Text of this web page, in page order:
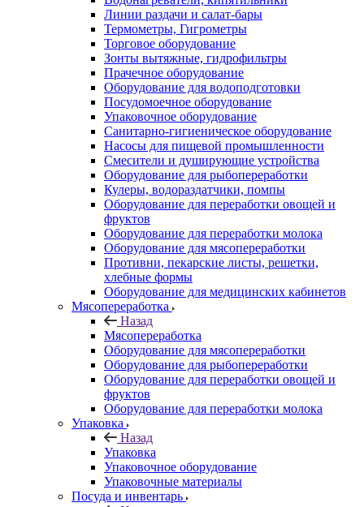
Линии раздачи и салат-бары
Термометры, Гигрометры
Торговое оборудование
Зонты вытяжные, гидрофильтры
Прачечное оборудование
Оборудование для водоподготовки
Посудомоечное оборудование
Упаковочное оборудование
Санитарно-гигиеническое оборудование
Насосы для пищевой промышленности
Смесители и душирующие устройства
Оборудование для рыбопереработки
Кулеры, водораздатчики, помпы
Оборудование для переработки овощей и
фруктов
Оборудование для переработки молока
Оборудование для мясопереработки
Противни, пекарские листы, решетки,
хлебные формы
Оборудование для медицинских кабинетов
Мясопереработка
Назад
Мясопереработка
Оборудование для мясопереработки
Оборудование для рыбопереработки
Оборудование для переработки овощей и
фруктов
Оборудование для переработки молока
Упаковка
Назад
Упаковка
Упаковочное оборудование
Упаковочные материалы
Посуда и инвентарь